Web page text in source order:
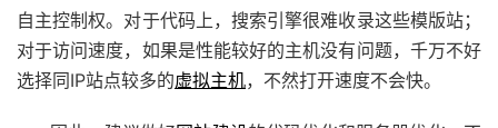
自主控制权。对于代码上，搜索引擎很难收录这些模版站；
对于访问速度，如果是性能较好的主机没有问题，千万不好
选择同IP站点较多的虚拟主机，不然打开速度不会快。